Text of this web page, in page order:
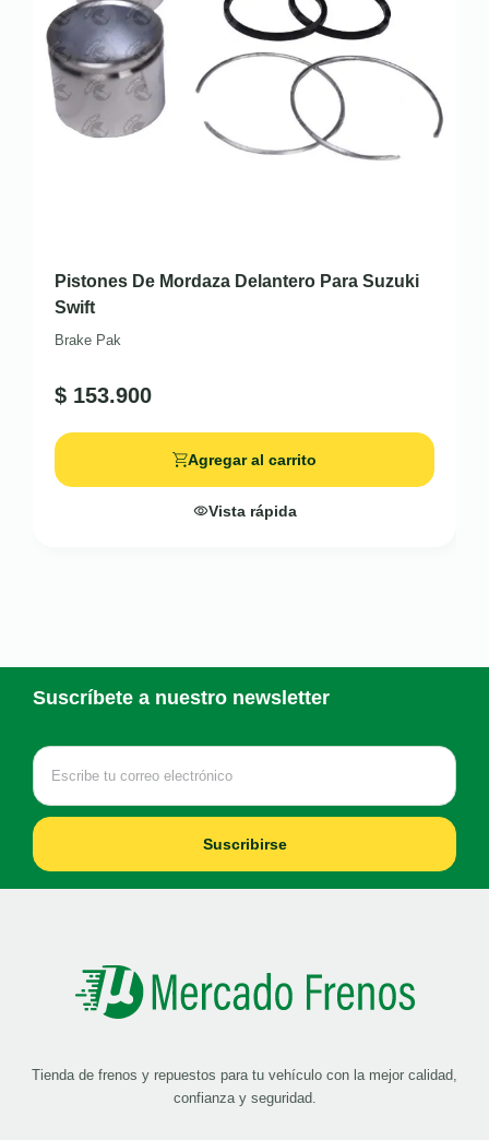
Pistones De Mordaza Delantero Para Suzuki
Swift
Brake Pak
$ 153.900
Agregar al carrito
Vista rápida
Suscríbete a nuestro newsletter
Suscribirse
Tienda de frenos y repuestos para tu vehículo con la mejor calidad,
confianza y seguridad.